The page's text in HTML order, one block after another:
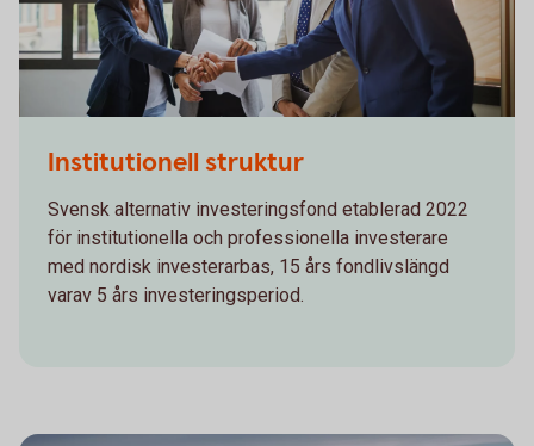
Institutionell struktur
Svensk alternativ investeringsfond etablerad 2022
för institutionella och professionella investerare
med nordisk investerarbas, 15 års fondlivslängd
varav 5 års investeringsperiod.